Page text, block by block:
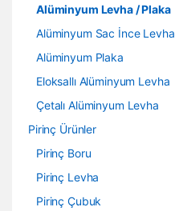
Alüminyum Levha / Plaka
Alüminyum Sac İnce Levha
Alüminyum Plaka
Eloksallı Alüminyum Levha
Çetalı Alüminyum Levha
Pirinç Ürünler
Pirinç Boru
Pirinç Levha
Pirinç Çubuk